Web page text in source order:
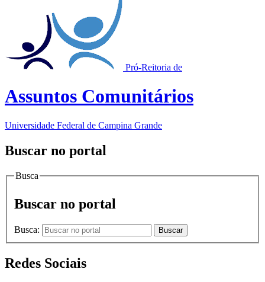
Pró-Reitoria de
Assuntos Comunitários
Universidade Federal de Campina Grande
Buscar no portal
Busca
Buscar no portal
Busca: Buscar
Redes Sociais